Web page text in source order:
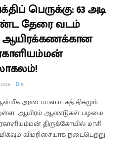
பெருக்கு: 63 அடி
தேரை வடம்
ஆயிரக்கணக்கான
0
அடையாளமாகத் திகழும்
ஆயிரம் ஆண்டுகள் பழமை
திருக்கோயில் மாசி
விமரிசையாக நடைபெற்று